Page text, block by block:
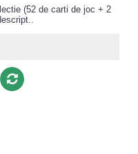
(52 de carti de joc + 2